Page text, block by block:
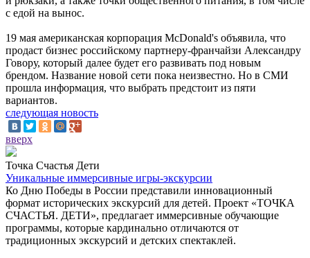
с едой на вынос.
19 мая американская корпорация McDonald's объявила, что
продаст бизнес российскому партнеру-франчайзи Александру
Говору, который далее будет его развивать под новым
брендом. Название новой сети пока неизвестно. Но в СМИ
прошла информация, что выбрать предстоит из пяти
вариантов.
следующая новость
вверх
Точка Счастья Дети
Уникальные иммерсивные игры-экскурсии
Ко Дню Победы в России представили инновационный
формат исторических экскурсий для детей. Проект «ТОЧКА
СЧАСТЬЯ. ДЕТИ», предлагает иммерсивные обучающие
программы, которые кардинально отличаются от
традиционных экскурсий и детских спектаклей.